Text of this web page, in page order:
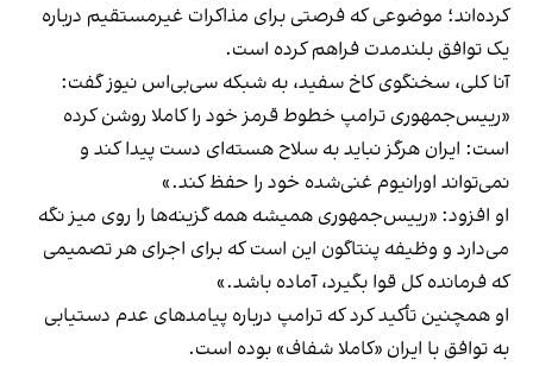
کرده‌اند؛ موضوعی که فرصتی برای مذاکرات غیرمستقیم درباره
یک توافق بلندمدت فراهم کرده است.
آنا کلی، سخنگوی کاخ سفید، به شبکه سی‌بی‌اس نیوز گفت:
«رییس‌جمهوری ترامپ خطوط قرمز خود را کاملا روشن کرده
است: ایران هرگز نباید به سلاح هسته‌ای دست پیدا کند و
نمی‌تواند اورانیوم غنی‌شده خود را حفظ کند.»
او افزود: «رییس‌جمهوری همیشه همه گزینه‌ها را روی میز نگه
می‌دارد و وظیفه پنتاگون این است که برای اجرای هر تصمیمی
که فرمانده کل قوا بگیرد، آماده باشد.»
او همچنین تأکید کرد که ترامپ درباره پیامدهای عدم دستیابی
به توافق با ایران «کاملا شفاف» بوده است.